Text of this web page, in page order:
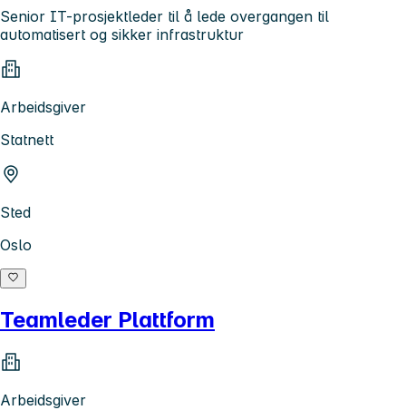
Senior IT-prosjektleder til å lede overgangen til
automatisert og sikker infrastruktur
Arbeidsgiver
Statnett
Sted
Oslo
Teamleder Plattform
Arbeidsgiver